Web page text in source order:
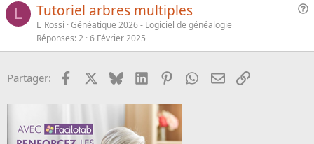
L
s
Tutoriel arbres multiples
L_Rossi Généatique 2026 - Logiciel de généalogie
Réponses 2 6 Février 2025
Partager: Facebook BlueskyLinkedInPinterestWhatsApp
EmailLien